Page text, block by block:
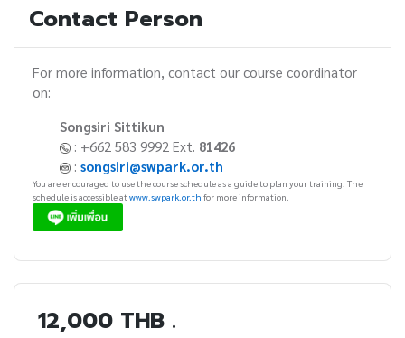
Contact Person
For more information, contact our course coordinator
on:
Songsiri Sittikun
: +662 583 9992 Ext. 81426
: songsiri@swpark.or.th
You are encouraged to use the course schedule as a guide to plan your training. The
schedule is accessible atwww.swpark.or.th for more information.
12,000 THB .